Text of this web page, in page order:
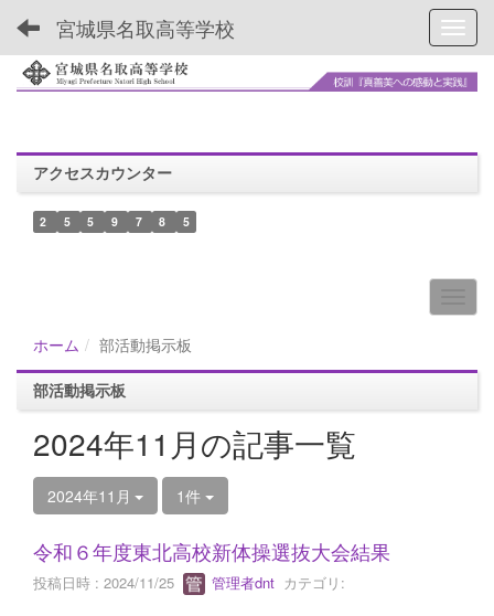
宮城県名取高等学校
アクセスカウンター
2 5 5 9 7 8 5
ホーム 部活動掲示板
部活動掲示板
2024年11月の記事一覧
2024年11月 1件
令和６年度東北高校新体操選抜大会結果
投稿日時 : 2024/11/25 管理者dnt カテゴリ: